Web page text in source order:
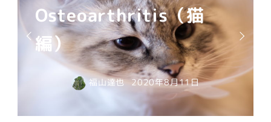
Osteoarthritis（猫
編）
福山達也 2020年8月11日